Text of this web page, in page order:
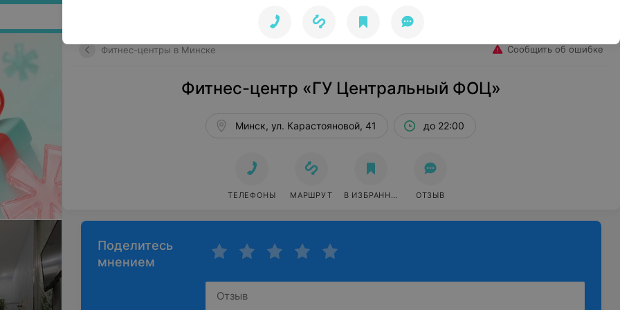
Фитнес-центры в Минске Сообщить об ошибке
Фитнес-центр «ГУ Центральный ФОЦ»
Минск, ул. Карастояновой, 41 до 22:00
ТЕЛЕФОНЫ МАРШРУТ В ИЗБРАННОЕ ОТЗЫВ
Поделитесь
мнением